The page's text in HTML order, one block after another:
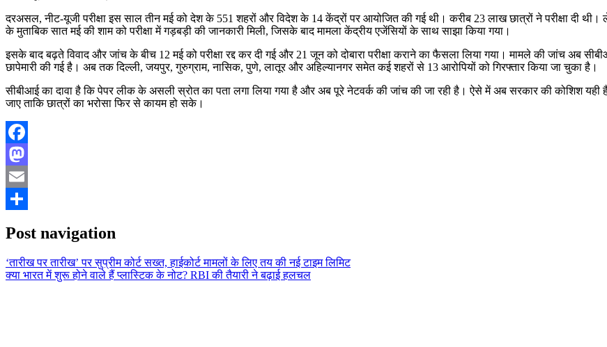
दरअसल, नीट-यूजी परीक्षा इस साल तीन मई को देश के 551 शहरों और विदेश के 14 केंद्रों पर आयोजित की गई थी। करीब 23 लाख छात्रों ने परीक्षा दी
के मुताबिक सात मई की शाम को परीक्षा में गड़बड़ी की जानकारी मिली, जिसके बाद मामला केंद्रीय एजेंसियों के साथ साझा किया गया।
इसके बाद बढ़ते विवाद और जांच के बीच 12 मई को परीक्षा रद्द कर दी गई और 21 जून को दोबारा परीक्षा कराने का फैसला लिया गया। मामले की जांच अब
छापेमारी की गई है। अब तक दिल्ली, जयपुर, गुरुग्राम, नासिक, पुणे, लातूर और अहिल्यानगर समेत कई शहरों से 13 आरोपियों को गिरफ्तार किया जा चुका है।
सीबीआई का दावा है कि पेपर लीक के असली स्रोत का पता लगा लिया गया है और अब पूरे नेटवर्क की जांच की जा रही है। ऐसे में अब सरकार की कोशिश यही है
जाए ताकि छात्रों का भरोसा फिर से कायम हो सके।
Facebook
Mastodon
Email
Post navigation
‘तारीख पर तारीख’ पर सुप्रीम कोर्ट सख्त, हाईकोर्ट मामलों के लिए तय की नई टाइम लिमिट
क्या भारत में शुरू होने वाले हैं प्लास्टिक के नोट? RBI की तैयारी ने बढ़ाई हलचल